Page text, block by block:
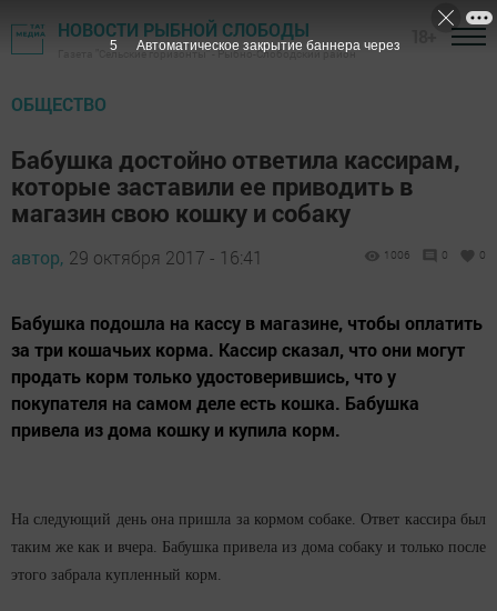
НОВОСТИ РЫБНОЙ СЛОБОДЫ
Газета "Сельские горизонты" - Рыбно-Слободский район
ОБЩЕСТВО
Бабушка достойно ответила кассирам,
которые заставили ее приводить в
магазин свою кошку и собаку
автор, 29 октября 2017 - 16:41 1006 0 0
Бабушка подошла на кассу в магазине, чтобы оплатить
за три кошачьих корма. Кассир сказал, что они могут
продать корм только удостоверившись, что у
покупателя на самом деле есть кошка. Бабушка
привела из дома кошку и купила корм.
На следующий день она пришла за кормом собаке. Ответ кассира был
таким же как и вчера. Бабушка привела из дома собаку и только после
этого забрала купленный корм.
4 Автоматическое закрытие баннера через